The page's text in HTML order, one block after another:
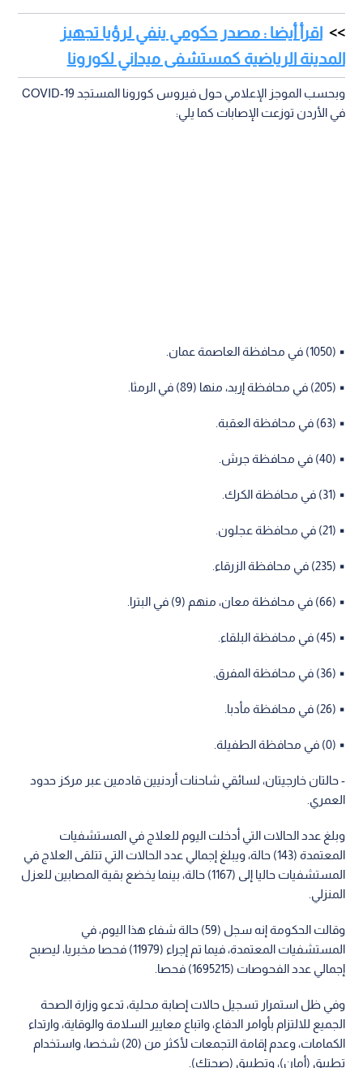
اقرأ أيضا : مصدر حكومي ينفي لرؤيا تجهيز
المدينة الرياضية كمستشفى ميداني لكورونا
وبحسب الموجز الإعلامي حول فيروس كورونا المستجد COVID-19
في الأردن توزعت الإصابات كما يلي:
▪︎ (1050) في محافظة العاصمة عمان.
▪︎ (205) في محافظة إربد، منها (89) في الرمثا.
▪︎ (63) في محافظة العقبة.
▪︎ (40) في محافظة جرش.
▪︎ (31) في محافظة الكرك.
▪︎ (21) في محافظة عجلون.
▪︎ (235) في محافظة الزرقاء.
▪︎ (66) في محافظة معان، منهم (9) في البترا.
▪︎ (45) في محافظة البلقاء.
▪︎ (36) في محافظة المفرق.
▪︎ (26) في محافظة مأدبا.
▪︎ (0) في محافظة الطفيلة.
- حالتان خارجيتان، لسائقي شاحنات أردنيين قادمين عبر مركز حدود
العمري.
وبلغ عدد الحالات التي أدخلت اليوم للعلاج في المستشفيات
المعتمدة (143) حالة، ويبلغ إجمالي عدد الحالات التي تتلقى العلاج في
المستشفيات حاليا إلى (1167) حالة، بينما يخضع بقية المصابين للعزل
المنزلي.
وقالت الحكومة إنه سجل (59) حالة شفاء هذا اليوم، في
المستشفيات المعتمدة، فيما تم إجراء (11979) فحصا مخبريا، ليصبح
إجمالي عدد الفحوصات (1695215) فحصا.
وفي ظل استمرار تسجيل حالات إصابة محلية، تدعو وزارة الصحة
الجميع للالتزام بأوامر الدفاع، واتباع معايير السلامة والوقاية، وارتداء
الكمامات، وعدم إقامة التجمعات لأكثر من (20) شخصا، واستخدام
تطبيق (أمان)، وتطبيق (صحتك).